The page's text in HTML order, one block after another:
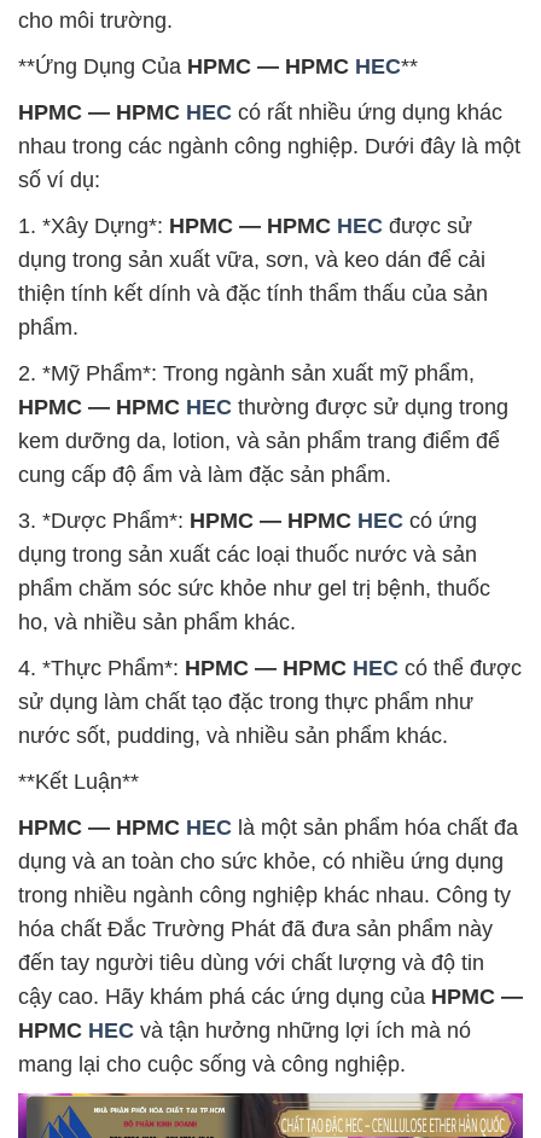
cho môi trường.
**Ứng Dụng Của HPMC — HPMC HEC**
HPMC — HPMC HEC có rất nhiều ứng dụng khác
nhau trong các ngành công nghiệp. Dưới đây là một
số ví dụ:
1. *Xây Dựng*: HPMC — HPMC HEC được sử
dụng trong sản xuất vữa, sơn, và keo dán để cải
thiện tính kết dính và đặc tính thẩm thấu của sản
phẩm.
2. *Mỹ Phẩm*: Trong ngành sản xuất mỹ phẩm,
HPMC — HPMC HEC thường được sử dụng trong
kem dưỡng da, lotion, và sản phẩm trang điểm để
cung cấp độ ẩm và làm đặc sản phẩm.
3. *Dược Phẩm*: HPMC — HPMC HEC có ứng
dụng trong sản xuất các loại thuốc nước và sản
phẩm chăm sóc sức khỏe như gel trị bệnh, thuốc
ho, và nhiều sản phẩm khác.
4. *Thực Phẩm*: HPMC — HPMC HEC có thể được
sử dụng làm chất tạo đặc trong thực phẩm như
nước sốt, pudding, và nhiều sản phẩm khác.
**Kết Luận**
HPMC — HPMC HEC là một sản phẩm hóa chất đa
dụng và an toàn cho sức khỏe, có nhiều ứng dụng
trong nhiều ngành công nghiệp khác nhau. Công ty
hóa chất Đắc Trường Phát đã đưa sản phẩm này
đến tay người tiêu dùng với chất lượng và độ tin
cậy cao. Hãy khám phá các ứng dụng của HPMC —
HPMC HEC và tận hưởng những lợi ích mà nó
mang lại cho cuộc sống và công nghiệp.